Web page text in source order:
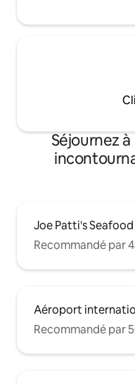
Séjournez
Joe Patti's
Recommandé par
Aéroport
Recommandé par